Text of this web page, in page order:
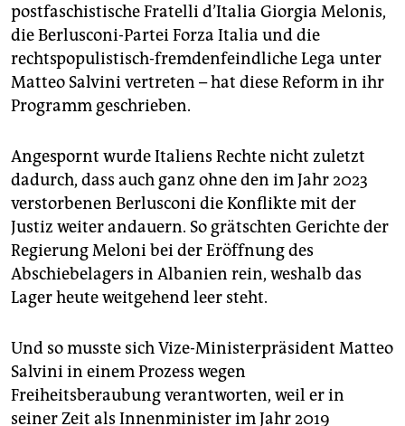
postfaschistische Fratelli d’Italia Giorgia Melonis,
die Berlusconi-Partei Forza Italia und die
rechtspopulistisch-fremdenfeindliche Lega unter
Matteo Salvini vertreten – hat diese Reform in ihr
Programm geschrieben.
Angespornt wurde Italiens Rechte nicht zuletzt
dadurch, dass auch ganz ohne den im Jahr 2023
verstorbenen Berlusconi die Konflikte mit der
Justiz weiter andauern. So grätschten Gerichte der
Regierung Meloni bei der Eröffnung des
Abschiebelagers in Albanien rein, weshalb das
Lager heute weitgehend leer steht.
Und so musste sich Vize-Ministerpräsident Matteo
Salvini in einem Prozess wegen
Freiheitsberaubung verantworten, weil er in
seiner Zeit als Innenminister im Jahr 2019